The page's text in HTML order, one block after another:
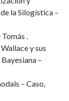
la Silogística –
.
y sus
–
– Caso,